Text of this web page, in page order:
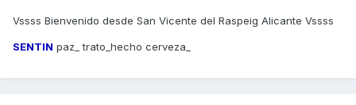
Vssss Bienvenido desde San Vicente del Raspeig Alicante Vssss
SENTIN paz_ trato_hecho cerveza_